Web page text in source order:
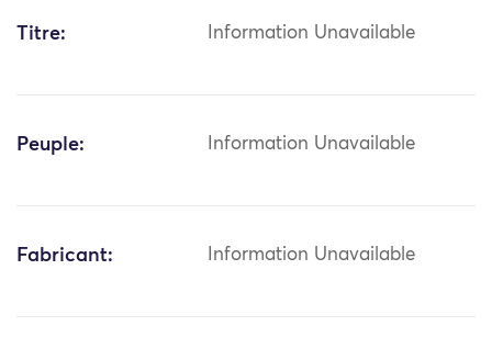
Titre: Information Unavailable
Peuple: Information Unavailable
Fabricant: Information Unavailable